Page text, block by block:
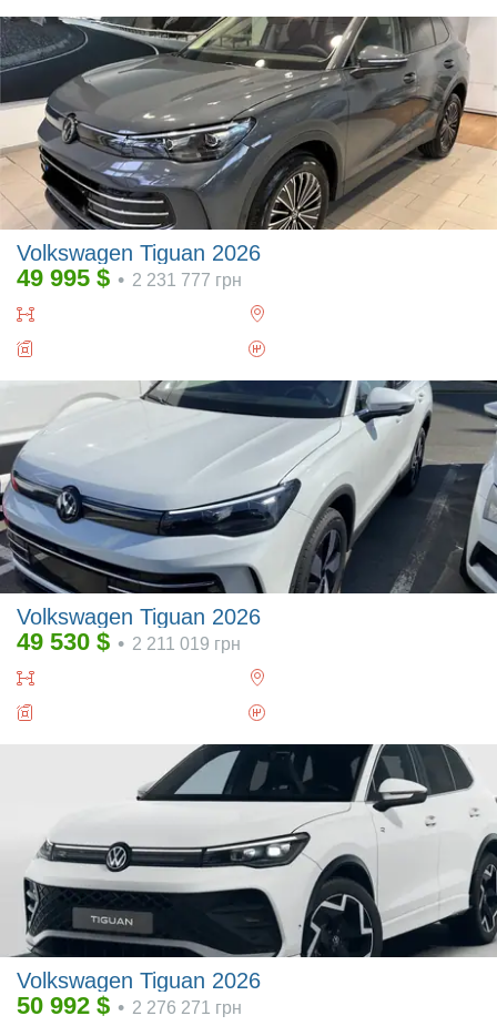
Volkswagen Tiguan 2026
49 995 $ • 2 231 777 грн
Volkswagen Tiguan 2026
49 530 $ • 2 211 019 грн
Volkswagen Tiguan 2026
50 992 $ • 2 276 271 грн